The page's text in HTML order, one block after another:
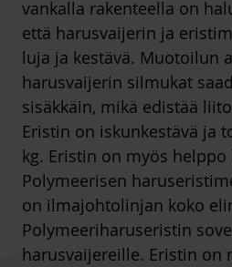
vankalla rakenteella on
että harusvaijerin ja
luja ja kestävä. Muotoilun
harusvaijerin silmukat
sisäkkäin, mikä edistää
Eristin on iskunkestävä ja
kg. Eristin on myös helppo
Polymeerisen
on ilmajohtolinjan koko
Polymeeriharuseristin
harusvaijereille. Eristin on